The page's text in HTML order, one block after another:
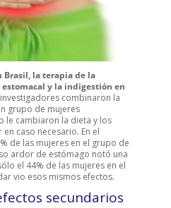
Brasil, la terapia de la
y la indigestión en
combinaron la
grupo de mujeres
le cambiaron la dieta y los
caso necesario. En el
de las mujeres en el grupo de
ardor de estómago notó una
el 44% de las mujeres en el
vio esos mismos efectos.
secundarios